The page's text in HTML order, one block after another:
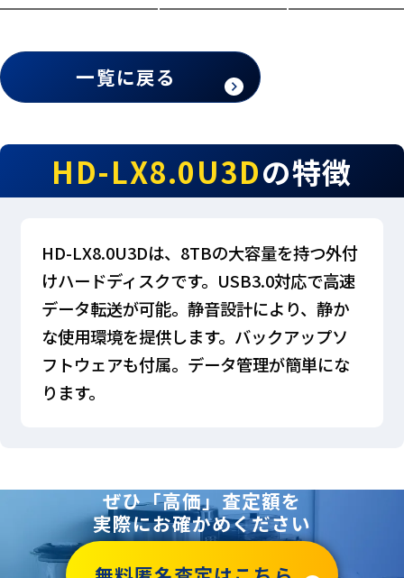
一覧に戻る
HD-LX8.0U3Dの特徴
HD-LX8.0U3Dは、8TBの大容量を持つ外付
けハードディスクです。USB3.0対応で高速
データ転送が可能。静音設計により、静か
な使用環境を提供します。バックアップソ
フトウェアも付属。データ管理が簡単にな
ります。
ぜひ「高価」査定額を
実際にお確かめください